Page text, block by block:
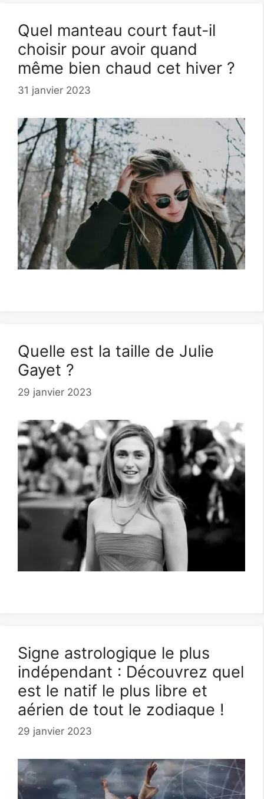
Quel manteau court faut-il
choisir pour avoir quand
même bien chaud cet hiver ?
31 janvier 2023
Quelle est la taille de Julie
Gayet ?
29 janvier 2023
Signe astrologique le plus
indépendant : Découvrez quel
est le natif le plus libre et
aérien de tout le zodiaque !
29 janvier 2023